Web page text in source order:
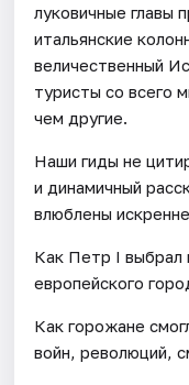
луковичные главы
итальянские
величественный
туристы со всего
чем другие.
Наши гиды не
и динамичный
влюблены
Как Петр I выбрал
европейского
Как горожане
войн, революций,